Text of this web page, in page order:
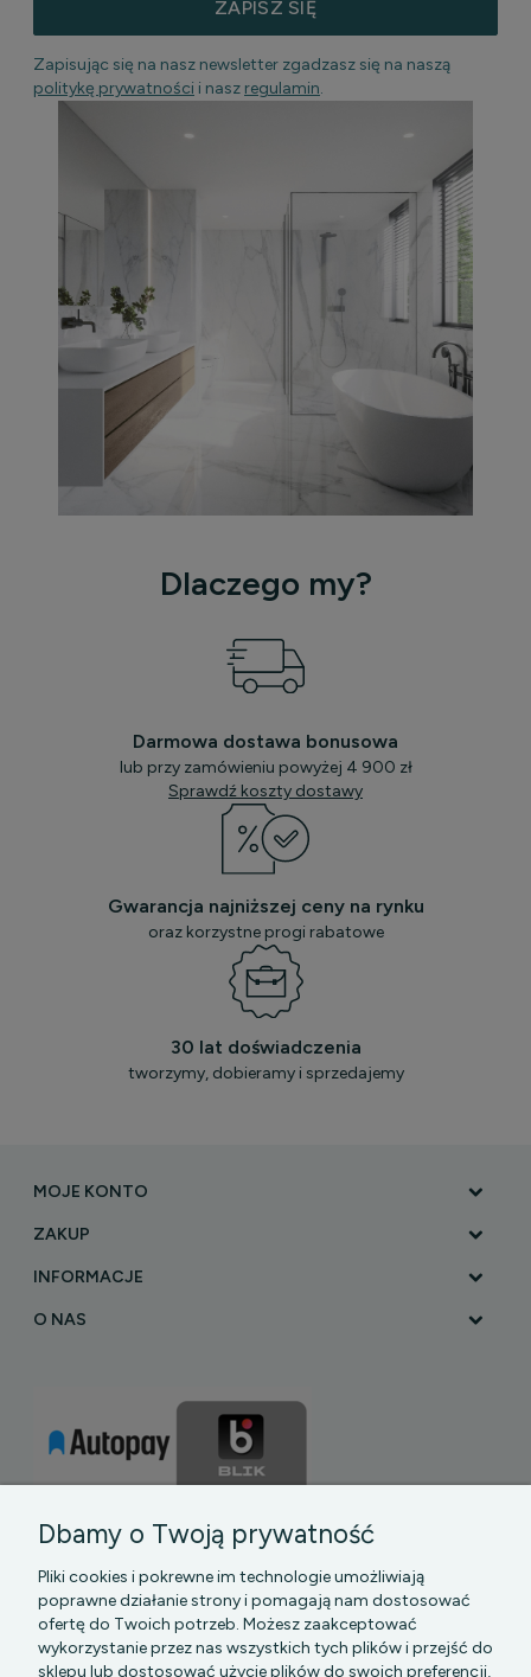
ZAPISZ SIĘ
Zapisując się na nasz newsletter zgadzasz się na naszą
politykę prywatności i nasz regulamin.
Dlaczego my?
Darmowa dostawa bonusowa
lub przy zamówieniu powyżej 4 900 zł
Sprawdź koszty dostawy
Gwarancja najniższej ceny na rynku
oraz korzystne progi rabatowe
30 lat doświadczenia
tworzymy, dobieramy i sprzedajemy
MOJE KONTO
ZAKUP
INFORMACJE
O NAS
Dbamy o Twoją prywatność
Pliki cookies i pokrewne im technologie umożliwiają
poprawne działanie strony i pomagają nam dostosować
ofertę do Twoich potrzeb. Możesz zaakceptować
wykorzystanie przez nas wszystkich tych plików i przejść do
sklepu lub dostosować użycie plików do swoich preferencji,